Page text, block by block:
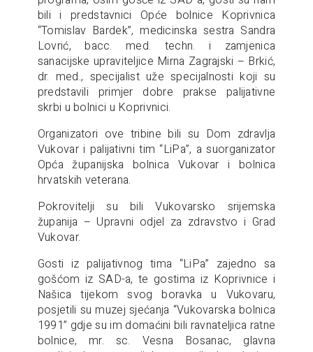
bili i predstavnici Opće bolnice Koprivnica
“Tomislav Bardek”, medicinska sestra Sandra
Lovrić, bacc. med. techn. i zamjenica
sanacijske upraviteljice Mirna Zagrajski – Brkić,
dr. med., specijalist uže specijalnosti koji su
predstavili primjer dobre prakse palijativne
skrbi u bolnici u Koprivnici.
Organizatori ove tribine bili su Dom zdravlja
Vukovar i palijativni tim “LiPa”, a suorganizator
Opća županijska bolnica Vukovar i bolnica
hrvatskih veterana.
Pokrovitelji su bili Vukovarsko srijemska
županija – Upravni odjel za zdravstvo i Grad
Vukovar.
Gosti iz palijativnog tima “LiPa” zajedno sa
gošćom iz SAD-a, te gostima iz Koprivnice i
Našica tijekom svog boravka u Vukovaru,
posjetili su muzej sjećanja “Vukovarska bolnica
1991” gdje su im domaćini bili ravnateljica ratne
bolnice, mr. sc. Vesna Bosanac, glavna